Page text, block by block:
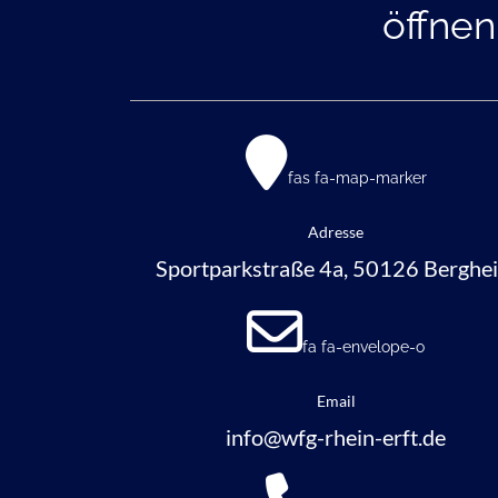
öffnen
fas fa-map-marker
Adresse
Sportparkstraße 4a, 50126
fa fa-envelope-o
Email
info@wfg-rhein-erft.de